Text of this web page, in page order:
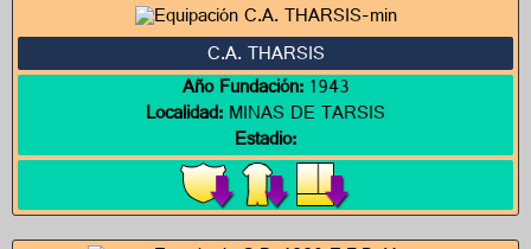
C.A. THARSIS
Año Fundación:1943
Localidad:MINAS DE TARSIS
Estadio: